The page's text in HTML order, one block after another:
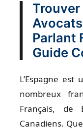
Parlant
Guide
L’Espagne
nombreux
Français, de
Canadiens.